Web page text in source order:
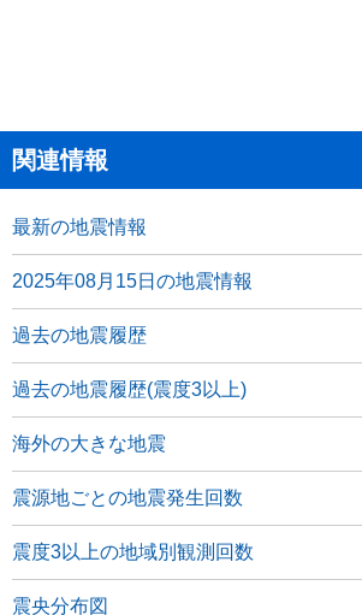
関連情報
最新の地震情報
2025年08月15日の地震情報
過去の地震履歴
過去の地震履歴(震度3以上)
海外の大きな地震
震源地ごとの地震発生回数
震度3以上の地域別観測回数
震央分布図